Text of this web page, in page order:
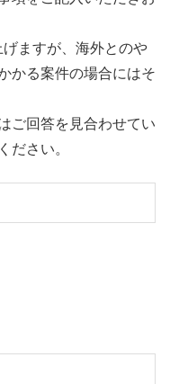
ますが、海外とのや
かる案件の場合にはそ
ご回答を見合わせてい
ださい。